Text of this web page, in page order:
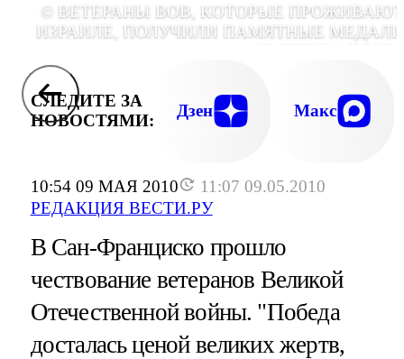
10:54 09 МАЯ 2010
11:07 09.05.2010
РЕДАКЦИЯ ВЕСТИ.РУ
© ВЕТЕРАНЫ ВОВ, КОТОРЫЕ
ИЗРАИЛЕ, ПОЛУЧИЛИ ПАМЯТНЫЕ
СЛЕДИТЕ ЗА
НОВОСТЯМИ:
Дзен Макс
В Сан-Франциско прошло
чествование ветеранов Великой
Отечественной войны. "Победа
досталась ценой великих жертв,